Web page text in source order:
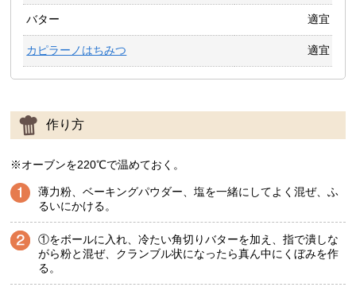
バター 適宜
カピラーノはちみつ 適宜
作り方
※オーブンを220℃で温めておく。
薄力粉、ベーキングパウダー、塩を一緒にしてよく混ぜ、ふ
るいにかける。
①をボールに入れ、冷たい角切りバターを加え、指で潰しな
がら粉と混ぜ、クランブル状になったら真ん中にくぼみを作
る。